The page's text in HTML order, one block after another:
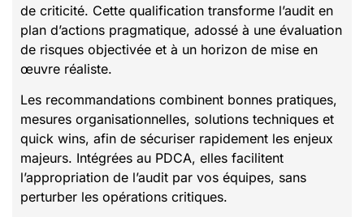
de criticité. Cette qualification transforme l’audit en
plan d’actions pragmatique, adossé à une évaluation
de risques objectivée et à un horizon de mise en
œuvre réaliste.
Les recommandations combinent bonnes pratiques,
mesures organisationnelles, solutions techniques et
quick wins, afin de sécuriser rapidement les enjeux
majeurs. Intégrées au PDCA, elles facilitent
l’appropriation de l’audit par vos équipes, sans
perturber les opérations critiques.